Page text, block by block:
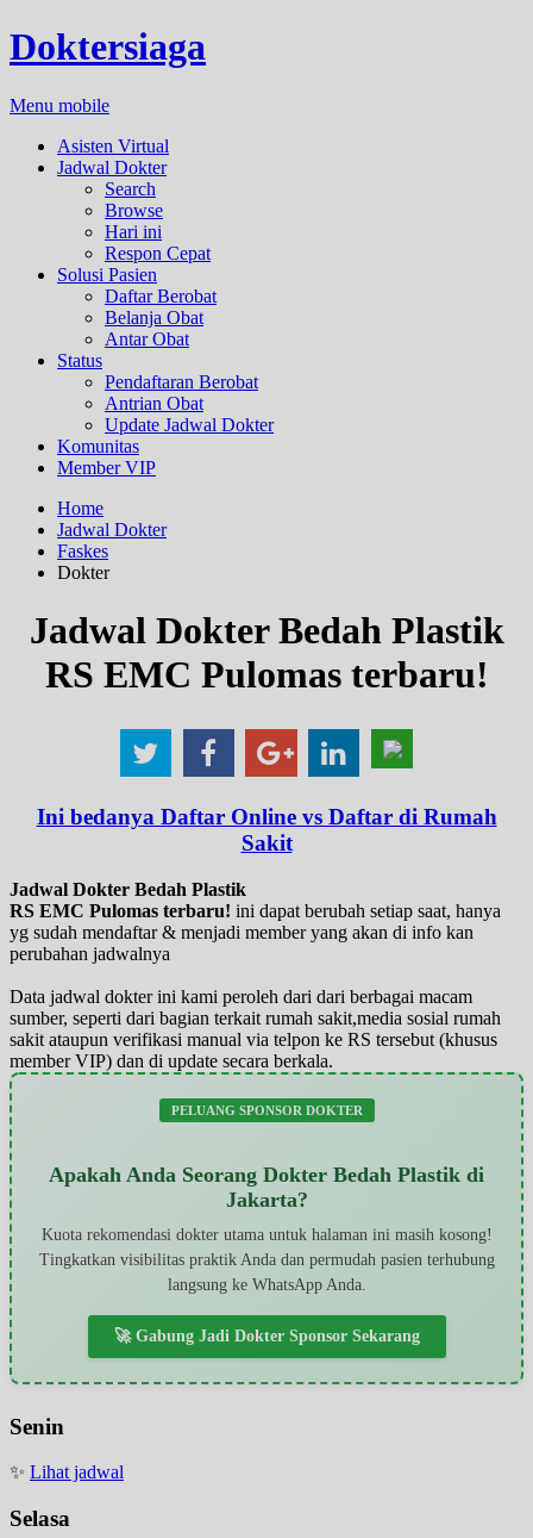
Doktersiaga
Menu mobile
Asisten Virtual
Jadwal Dokter
Search
Browse
Hari ini
Respon Cepat
Solusi Pasien
Daftar Berobat
Belanja Obat
Antar Obat
Status
Pendaftaran Berobat
Antrian Obat
Update Jadwal Dokter
Komunitas
Member VIP
Home
Jadwal Dokter
Faskes
Dokter
Jadwal Dokter Bedah Plastik
RS EMC Pulomas terbaru!
Ini bedanya Daftar Online vs Daftar di Rumah
Sakit
Jadwal Dokter Bedah Plastik
RS EMC Pulomas terbaru! ini dapat berubah setiap saat, hanya
yg sudah mendaftar & menjadi member yang akan di info kan
perubahan jadwalnya
Data jadwal dokter ini kami peroleh dari dari berbagai macam
sumber, seperti dari bagian terkait rumah sakit,media sosial rumah
sakit ataupun verifikasi manual via telpon ke RS tersebut (khusus
member VIP) dan di update secara berkala.
PELUANG SPONSOR DOKTER
Apakah Anda Seorang Dokter Bedah Plastik di
Jakarta?
Kuota rekomendasi dokter utama untuk halaman ini masih kosong!
Tingkatkan visibilitas praktik Anda dan permudah pasien terhubung
langsung ke WhatsApp Anda.
🚀 Gabung Jadi Dokter Sponsor Sekarang
Senin
✨ Lihat jadwal
Selasa